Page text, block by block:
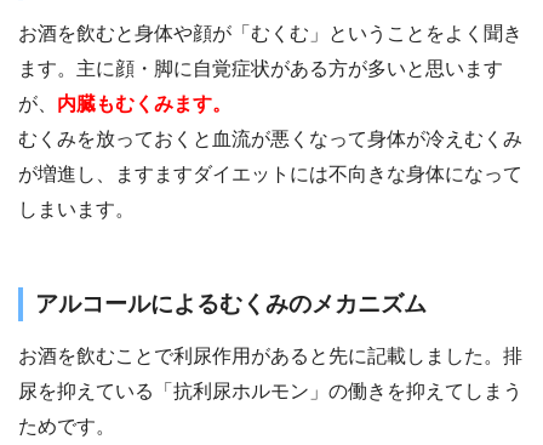
お酒を飲むと身体や顔が「むくむ」ということをよく聞き
ます。主に顔・脚に自覚症状がある方が多いと思います
が、 内臓もむくみます。
むくみを放っておくと血流が悪くなって身体が冷えむくみ
が増進し、ますますダイエットには不向きな身体になって
しまいます。
アルコールによるむくみのメカニズム
お酒を飲むことで利尿作用があると先に記載しました。排
尿を抑えている「抗利尿ホルモン」の働きを抑えてしまう
ためです。